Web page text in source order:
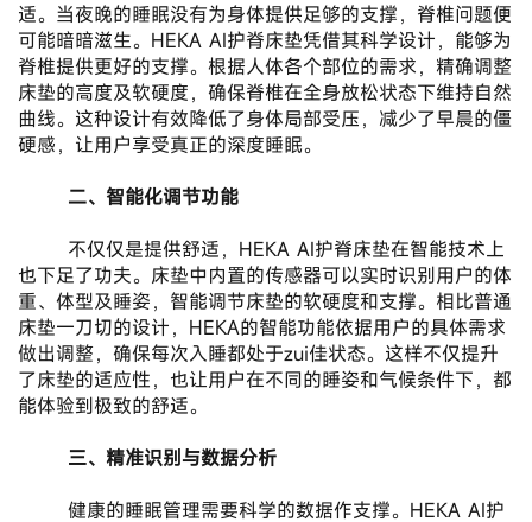
适。当夜晚的睡眠没有为身体提供足够的支撑，脊椎问题便
可能暗暗滋生。HEKA AI护脊床垫凭借其科学设计，能够为
脊椎提供更好的支撑。根据人体各个部位的需求，精确调整
床垫的高度及软硬度，确保脊椎在全身放松状态下维持自然
曲线。这种设计有效降低了身体局部受压，减少了早晨的僵
硬感，让用户享受真正的深度睡眠。
二、智能化调节功能
也下足了功夫。床垫中内置的传感器可以实时识别用户的体
重、体型及睡姿，智能调节床垫的软硬度和支撑。相比普通
床垫一刀切的设计，HEKA的智能功能依据用户的具体需求
做出调整，确保每次入睡都处于zui佳状态。这样不仅提升
了床垫的适应性，也让用户在不同的睡姿和气候条件下，都
能体验到极致的舒适。
三、精准识别与数据分析